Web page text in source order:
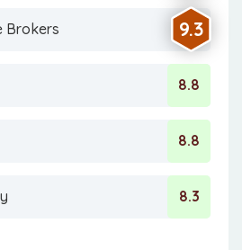
Brokers 9.3
8.8
8.8
8.3